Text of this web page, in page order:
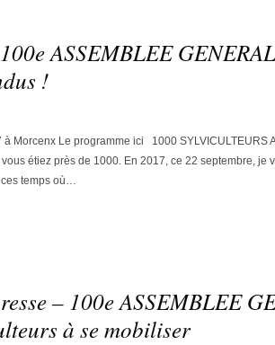
ASSEMBLEE
!
Morcenx Le programme ici 1000 SYLVICULTEURS
étiez près de 1000. En 2017, ce 22 septembre, je
ces temps où…
– 100e ASSEMBLEE
à se mobiliser